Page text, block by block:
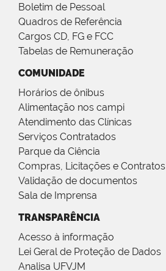
Boletim de Pessoal
Quadros de Referência
Cargos CD, FG e FCC
Tabelas de Remuneração
COMUNIDADE
Horários de ônibus
Alimentação nos campi
Atendimento das Clínicas
Serviços Contratados
Parque da Ciência
Compras, Licitações e Contratos
Validação de documentos
Sala de Imprensa
TRANSPARÊNCIA
Acesso à informação
Lei Geral de Proteção de Dados
Analisa UFVJM